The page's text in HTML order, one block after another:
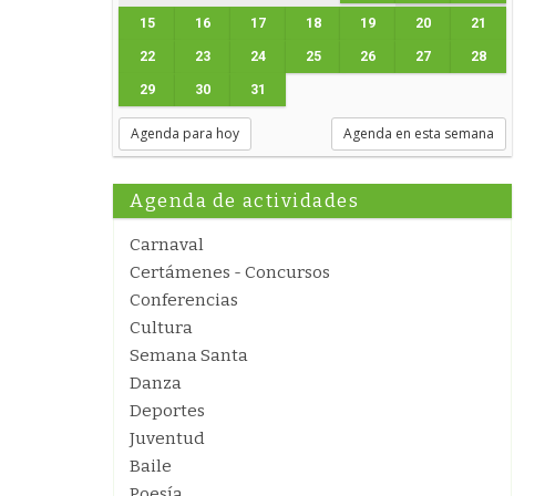
15 16 17 18 19 20 21
22 23 24 25 26 27 28
29 30 31
Agenda para hoy Agenda en esta semana
Agenda de actividades
Carnaval
Certámenes - Concursos
Conferencias
Cultura
Semana Santa
Danza
Deportes
Juventud
Baile